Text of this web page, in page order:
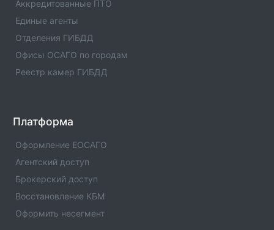
Единые агенты в городе Нижнекамк. Адреса,
телефоны, услуги , отзывы
Единые агенты в городе с.Муслюмово
Список единых агентов в населенном пункте -
Единые агенты в городе с.Муслюмово. Адреса,
Единые агенты в городе Мензелинск
Список единых агентов в населенном пункте -
Единые агенты в городе Мензелинск. Адреса,
телефоны, услуги , отзывы
Единые агенты в городе Менделеевск
Список единых агентов в населенном пункте -
телефоны, услуги , отзывы
Аккредитованные ПТО
Единые агенты
Отделения ГИБДД
Офисы ОСАГО по городам
Реестр камер ГИБДД
Платформа
Оформление ЕОСАГО
Агентский доступ
Брокерский доступ
Восстановление КБМ
Оформить несегмент